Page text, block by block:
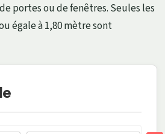
portes ou de fenêtres. Seules les
égale à 1,80 mètre sont